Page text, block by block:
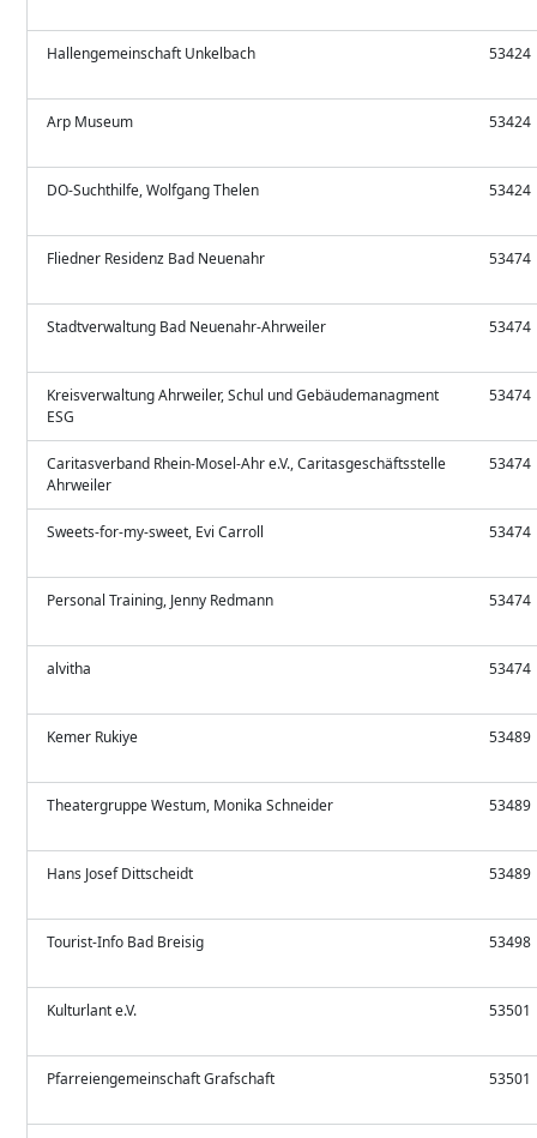
Hallengemeinschaft Unkelbach 53424
Arp Museum 53424
DO-Suchthilfe, Wolfgang Thelen 53424
Fliedner Residenz Bad Neuenahr 53474
Stadtverwaltung Bad Neuenahr-Ahrweiler 53474
Kreisverwaltung Ahrweiler, Schul und Gebäudemanagment
ESG
53474
Caritasverband Rhein-Mosel-Ahr e.V., Caritasgeschäftsstelle
Ahrweiler
53474
Sweets-for-my-sweet, Evi Carroll 53474
Personal Training, Jenny Redmann 53474
alvitha 53474
Kemer Rukiye 53489
Theatergruppe Westum, Monika Schneider 53489
Hans Josef Dittscheidt 53489
Tourist-Info Bad Breisig 53498
Kulturlant e.V. 53501
Pfarreiengemeinschaft Grafschaft 53501